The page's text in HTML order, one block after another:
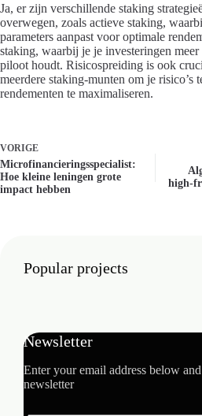
Ja, er zijn verschillende staking
overwegen, zoals actieve staking,
parameters aanpast voor optimale
staking, waarbij je je investeringen meer
piloot houdt. Risicospreiding is ook
meerdere staking-munten om je risico’s
rendementen te maximaliseren.
VORIGE
Microfinancieringsspecialist:
Hoe kleine leningen grote
impact hebben
high-
Popular projects
Newsletter
Enter your email address below
newsletter